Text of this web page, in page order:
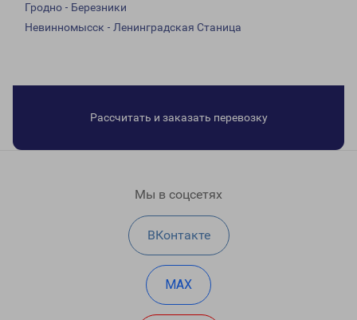
Гродно - Березники
Невинномысск - Ленинградская Станица
Рассчитать и заказать перевозку
Мы в соцсетях
ВКонтакте
MAX